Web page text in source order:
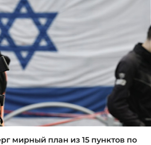
мирный план из 15 пунктов по